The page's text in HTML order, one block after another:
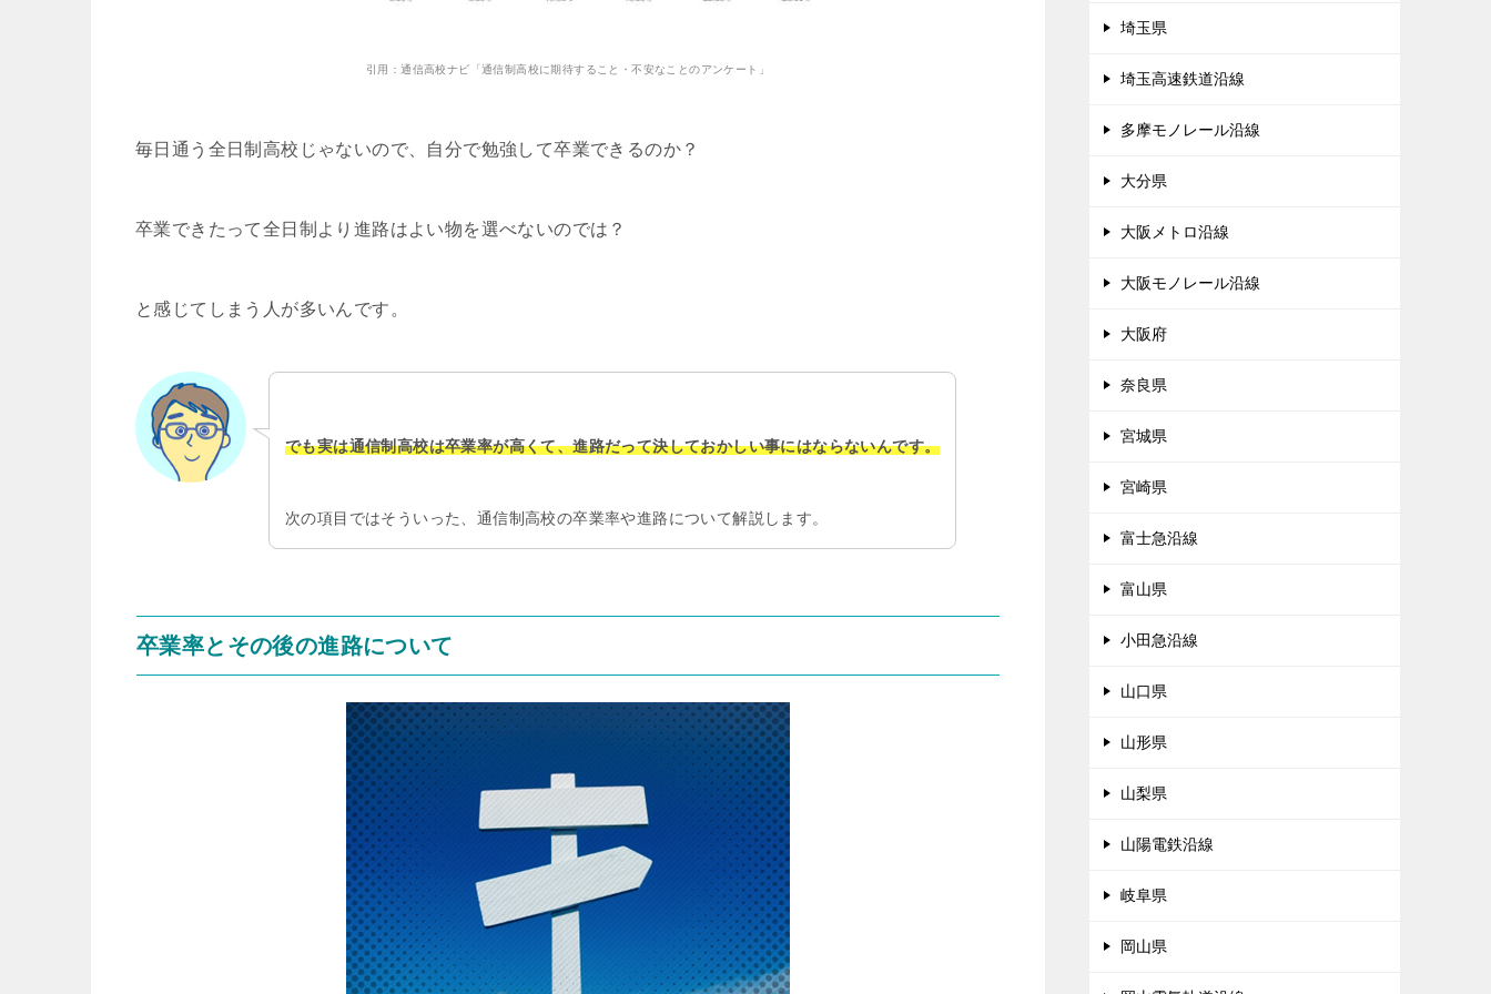
引用：通信高校ナビ「通信制高校に期待すること・不安なことのアンケート」
毎日通う全日制高校じゃないので、自分で勉強して卒業できるのか？
卒業できたって全日制より進路はよい物を選べないのでは？
と感じてしまう人が多いんです。
でも実は通信制高校は卒業率が高くて、進路だって決しておかしい事にはならないんです。
次の項目ではそういった、通信制高校の卒業率や進路について解説します。
卒業率とその後の進路について
埼玉県
埼玉高速鉄道沿線
多摩モノレール沿線
大分県
大阪メトロ沿線
大阪モノレール沿線
大阪府
奈良県
宮城県
宮崎県
富士急沿線
富山県
小田急沿線
山口県
山形県
山梨県
山陽電鉄沿線
岐阜県
岡山県